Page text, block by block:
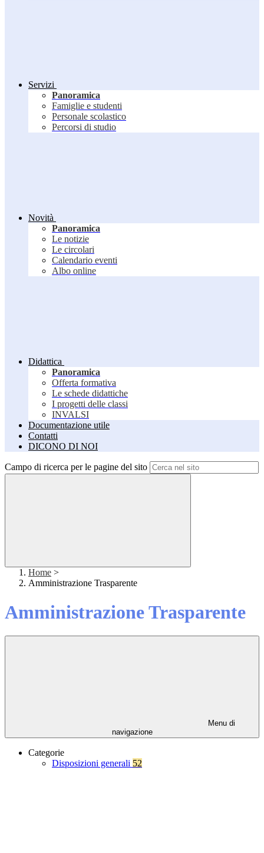
Servizi
Panoramica
Famiglie e studenti
Personale scolastico
Percorsi di studio
Novità
Panoramica
Le notizie
Le circolari
Calendario eventi
Albo online
Didattica
Panoramica
Offerta formativa
Le schede didattiche
I progetti delle classi
INVALSI
Documentazione utile
Contatti
DICONO DI NOI
Campo di ricerca per le pagine del sito
Home >
Amministrazione Trasparente
Amministrazione Trasparente
Menu di
navigazione
Categorie
Disposizioni generali 52